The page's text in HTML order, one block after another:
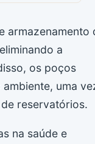
armazenamento
a
os poços
uma
reservatórios.
na saúde e